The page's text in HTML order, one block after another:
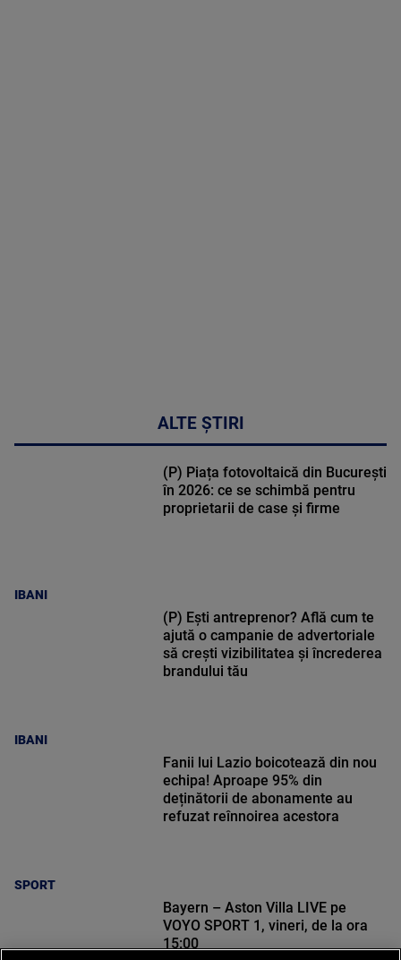
ALTE ȘTIRI
IBANI
(P) Piața fotovoltaică din București
în 2026: ce se schimbă pentru
proprietarii de case și firme
IBANI
(P) Ești antreprenor? Află cum te
ajută o campanie de advertoriale
să crești vizibilitatea și încrederea
brandului tău
SPORT
Fanii lui Lazio boicotează din nou
echipa! Aproape 95% din
deținătorii de abonamente au
refuzat reînnoirea acestora
Bayern – Aston Villa LIVE pe
VOYO SPORT 1, vineri, de la ora
15:00